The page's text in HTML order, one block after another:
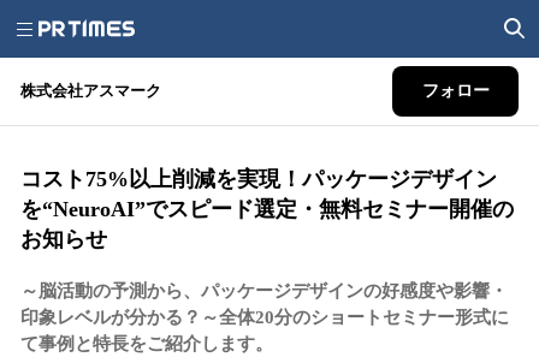
株式会社アスマーク フォロー
コスト75%以上削減を実現！パッケージデザイン
を“NeuroAI”でスピード選定・無料セミナー開催の
お知らせ
～脳活動の予測から、パッケージデザインの好感度や影響・
印象レベルが分かる？～全体20分のショートセミナー形式に
て事例と特長をご紹介します。